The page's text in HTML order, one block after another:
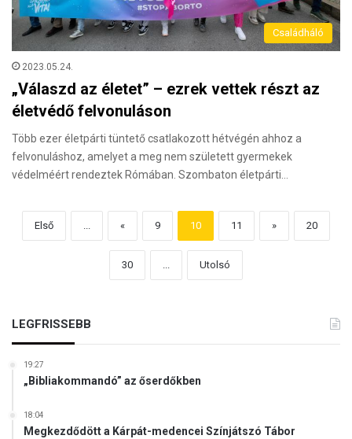
Családháló
2023.05.24.
„Válaszd az életet” – ezrek vettek részt az
életvédő felvonuláson
Több ezer életpárti tüntető csatlakozott hétvégén ahhoz a
felvonuláshoz, amelyet a meg nem született gyermekek
védelméért rendeztek Rómában. Szombaton életpárti…
Első ... « 9 10 11 » 20
30 ... Utolsó
LEGFRISSEBB
19:27
„Bibliakommandó” az őserdőkben
18:04
Megkezdődött a Kárpát-medencei Színjátszó Tábor